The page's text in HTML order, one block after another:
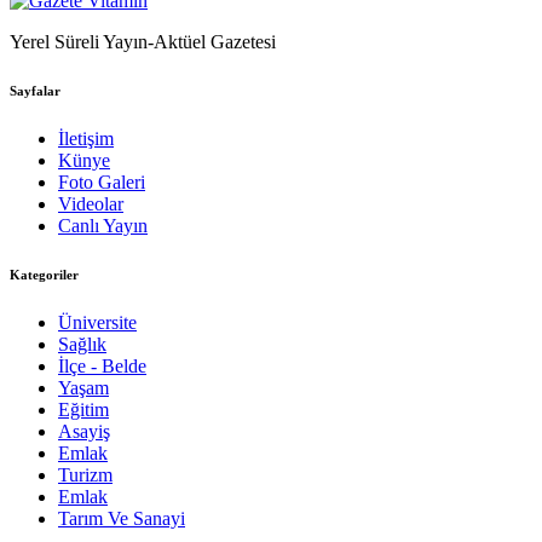
Yerel Süreli Yayın-Aktüel Gazetesi
Sayfalar
İletişim
Künye
Foto Galeri
Videolar
Canlı Yayın
Kategoriler
Üniversite
Sağlık
İlçe - Belde
Yaşam
Eğitim
Asayiş
Emlak
Turizm
Emlak
Tarım Ve Sanayi